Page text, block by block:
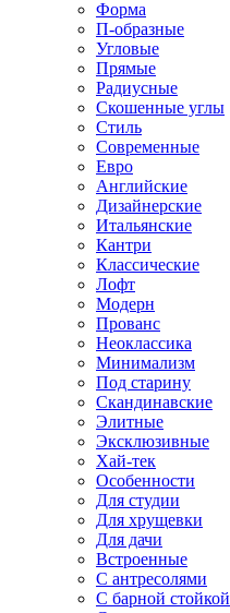
Форма
П-образные
Угловые
Прямые
Радиусные
Скошенные углы
Стиль
Современные
Евро
Английские
Дизайнерские
Итальянские
Кантри
Классические
Лофт
Модерн
Прованс
Неоклассика
Минимализм
Под старину
Скандинавские
Элитные
Эксклюзивные
Хай-тек
Особенности
Для студии
Для хрущевки
Для дачи
Встроенные
С антресолями
С барной стойкой